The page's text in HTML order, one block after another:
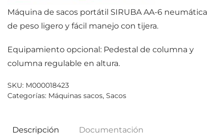
Máquina de sacos portátil SIRUBA AA-6 neumática
de peso ligero y fácil manejo con tijera.
Equipamiento opcional: Pedestal de columna y
columna regulable en altura.
SKU: M000018423
Categorías: Máquinas sacos, Sacos
Descripción Documentación